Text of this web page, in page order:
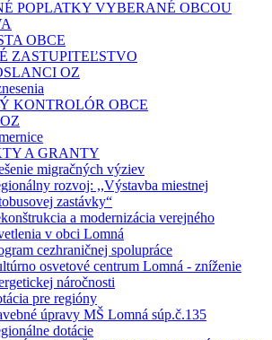
POPLATKY VYBERANÉ OBCOU
OBCE
ZASTUPITEĽSTVO
OZ
KONTROLÓR OBCE
A GRANTY
migračných výziev
rozvoj: ,,Výstavba miestnej
zastávky“
a modernizácia verejného
v obci Lomná
cezhraničnej spolupráce
osvetové centrum Lomná - zníženie
náročnosti
pre regióny
úpravy MŠ Lomná súp.č.135
dotácie